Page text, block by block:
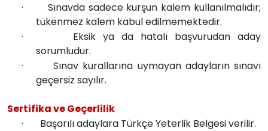
·
Sınavda sadece kurşun kalem kullanılmalıdır;
tükenmez kalem kabul edilmemektedir.
·
Eksik ya da hatalı başvurudan aday
sorumludur.
·
Sınav kurallarına uymayan adayların sınavı
geçersiz sayılır.
Sertifika ve Geçerlilik
·
Başarılı adaylara Türkçe Yeterlik Belgesi verilir.